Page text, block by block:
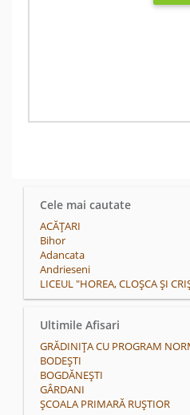
Cele mai cautate
ACĂŢARI
Bihor
Adancata
Andrieseni
LICEUL "HOREA, CLOȘCA ȘI
Ultimile Afisari
GRĂDINIȚA CU PROGRAM
BODEŞTI
BOGDĂNEŞTI
GÂRDANI
ȘCOALA PRIMARĂ RUȘTIOR